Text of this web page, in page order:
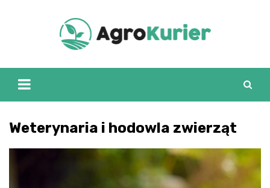
Weterynaria i hodowla zwierząt